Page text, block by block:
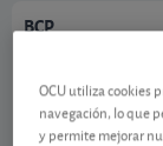
BCP
05/08/2026 Lisboa
OCU utiliza cookies
navegación, lo que
y permite mejorar